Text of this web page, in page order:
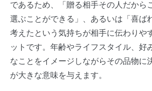
であるため、「贈る相手その人だから
選ぶことができる」、あるいは「喜ば
考えたという気持ちが相手に伝わりや
ットです。年齢やライフスタイル、好
なことをイメージしながらその品物に
が大きな意味を与えます。